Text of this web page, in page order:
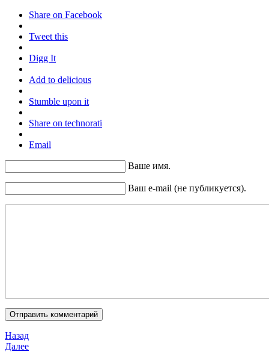
Share on Facebook
Tweet this
Digg It
Add to delicious
Stumble upon it
Share on technorati
Email
Ваше имя.
Ваш e-mail (не публикуется).
Назад
Далее